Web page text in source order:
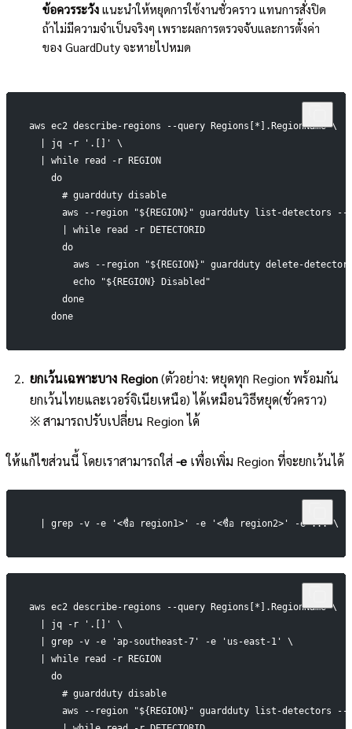
ข้อควรระวัง แนะนำให้หยุดการใช้งานชั่วคราว แทนการสั่งปิด
ถ้าไม่มีความจำเป็นจริงๆ เพราะผลการตรวจจับและการตั้งค่า
ของ GuardDuty จะหายไปหมด
aws ec2 describe-regions --query Regions[*].RegionName \
  | jq -r '.[]' \
  | while read -r REGION
    do
      # guardduty disable
aws --region "${REGION}" guardduty list-detectors
      | while read -r DETECTORID
      do
aws --region "${REGION}" guardduty delete-
        echo "${REGION} Disabled"
      done
    done
ยกเว้นเฉพาะบาง Region(ตัวอย่าง: หยุดทุก Region พร้อมกัน
ยกเว้นไทยและเวอร์จิเนียเหนือ) ได้เหมือนวิธีหยุด(ชั่วคราว)
※ สามารถปรับเปลี่ยน Region ได้
ให้แก้ไขส่วนนี้ โดยเราสามารถใส่-e เพื่อเพิ่ม Region ที่จะยกเว้นได้
  | grep -v -e '<ชื่อ region1>' -e '<ชื่อ region2>' -e ... \
aws ec2 describe-regions --query Regions[*].RegionName \
  | jq -r '.[]' \
  | grep -v -e 'ap-southeast-7' -e 'us-east-1' \
  | while read -r REGION
    do
      # guardduty disable
aws --region "${REGION}" guardduty list-detectors